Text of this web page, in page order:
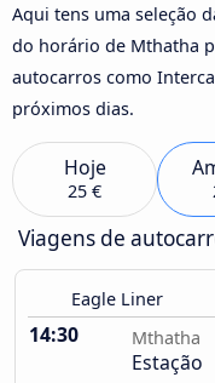
Aqui tens uma seleção
do horário de Mthatha
autocarros como
próximos dias.
Hoje
25 €
Viagens de
Eagle Liner
14:30 Mthatha
Estação